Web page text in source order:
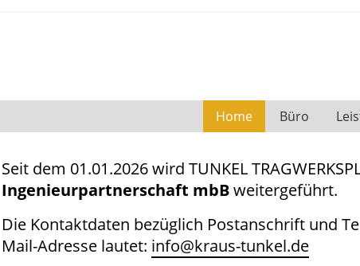
One
Home
Büro
Seit dem 01.01.2026 wird TUNKEL
Ingenieurpartnerschaft mbBweitergeführt.
Die Kontaktdaten bezüglich Postanschrift und
Mail-Adresse lautet: info@kraus-tunkel.de